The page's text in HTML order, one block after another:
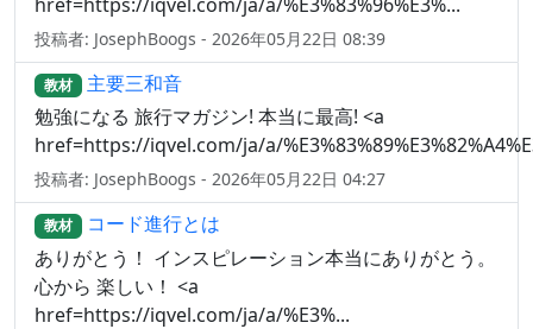
投稿者: JosephBoogs - 2026年05月22日 08:39
教材
主要三和音
勉強になる 旅行マガジン! 本当に最高! <a
href=https://iqvel.com/ja/a/
投稿者: JosephBoogs - 2026年05月22日 04:27
教材
コード進行とは
ありがとう！ インスピレーション本当にありがとう。
心から 楽しい！ <a
href=https://iqvel.com/ja/a/%E3%...